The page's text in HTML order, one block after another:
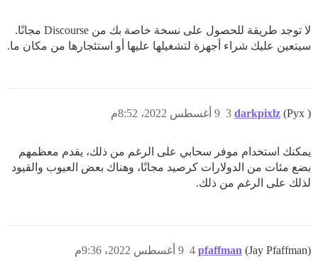
لا توجد طريقة للحصول على نسخة خاصة بك من Discourse مجانًا.
سيتعين عليك شراء أجهزة لتشغيلها عليها أو استئجارها من مكان ما.
darkpixlz (Pyx ) 9 أغسطس 2022، 8:52م 3
يمكنك استخدام موفر سحابي على الرغم من ذلك، يقدم معظمهم
بضع مئات من الدولارات كرصيد مجانًا، وهناك بعض العيوب والقيود
لذلك على الرغم من ذلك.
pfaffman (Jay Pfaffman) 9 أغسطس 2022، 9:36م 4